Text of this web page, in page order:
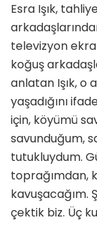
Esra Işık,
televizyon
koğuş
anlatan Işık, o
yaşadığını
için, köyümü
savunduğum,
tutukluydum.
toprağımdan,
kavuşacağım.
çektik biz. Üç